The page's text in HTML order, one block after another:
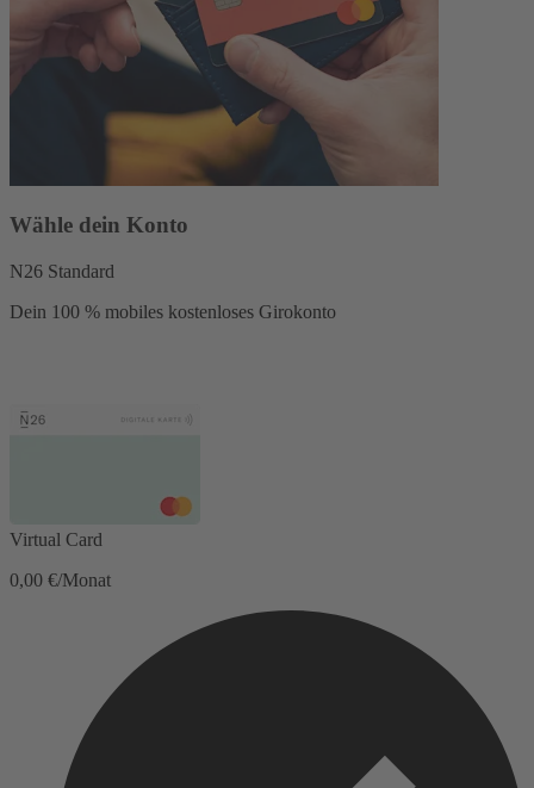
Wähle dein Konto
N26 Standard
Dein 100 % mobiles kostenloses Girokonto
Virtual Card
0,00 €/Monat